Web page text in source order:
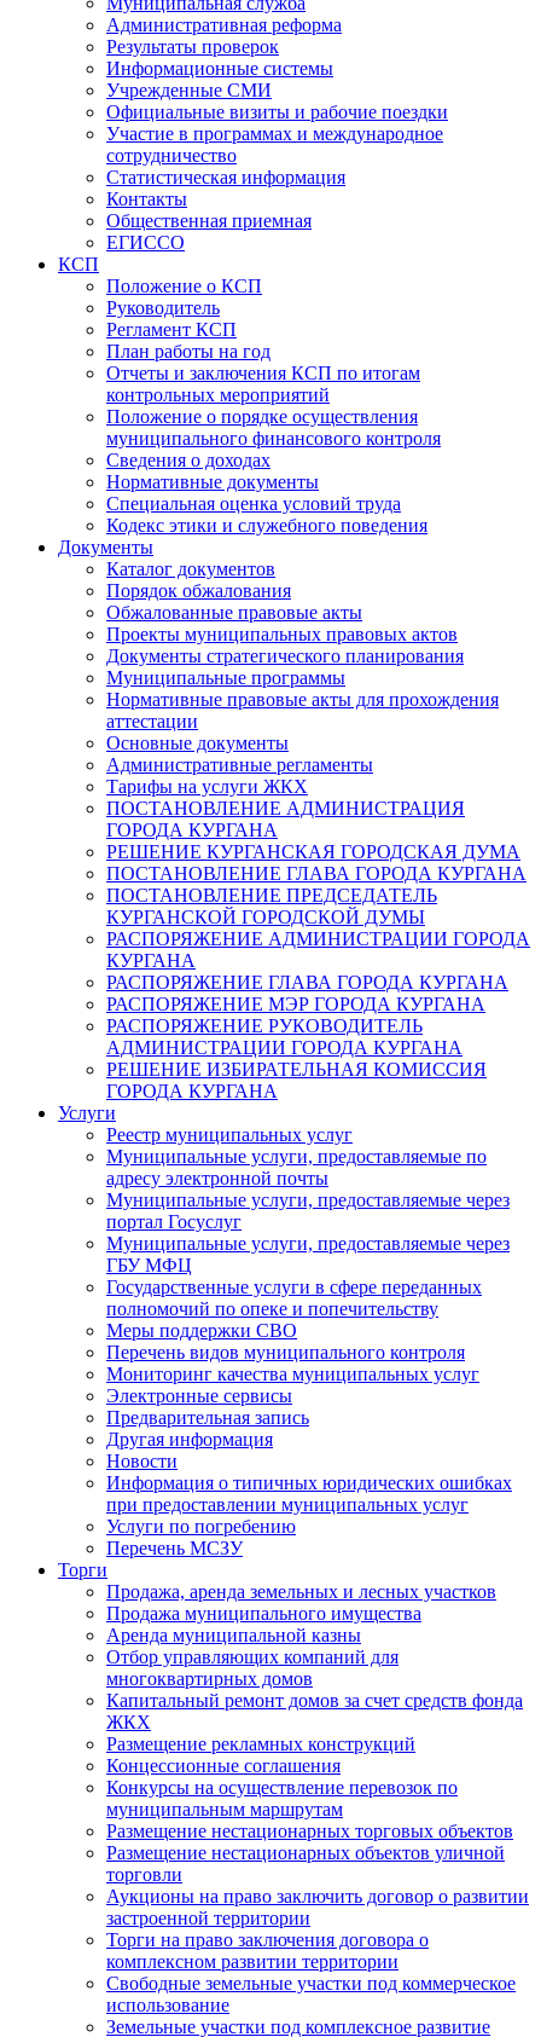
Административная реформа
Результаты проверок
Информационные системы
Учрежденные СМИ
Официальные визиты и рабочие поездки
Участие в программах и международное
сотрудничество
Статистическая информация
Контакты
Общественная приемная
ЕГИССО
КСП
Положение о КСП
Руководитель
Регламент КСП
План работы на год
Отчеты и заключения КСП по итогам
контрольных мероприятий
Положение о порядке осуществления
муниципального финансового контроля
Сведения о доходах
Нормативные документы
Специальная оценка условий труда
Кодекс этики и служебного поведения
Документы
Каталог документов
Порядок обжалования
Обжалованные правовые акты
Проекты муниципальных правовых актов
Документы стратегического планирования
Муниципальные программы
Нормативные правовые акты для прохождения
аттестации
Основные документы
Административные регламенты
Тарифы на услуги ЖКХ
ПОСТАНОВЛЕНИЕ АДМИНИСТРАЦИЯ
ГОРОДА КУРГАНА
РЕШЕНИЕ КУРГАНСКАЯ ГОРОДСКАЯ ДУМА
ПОСТАНОВЛЕНИЕ ГЛАВА ГОРОДА КУРГАНА
ПОСТАНОВЛЕНИЕ ПРЕДСЕДАТЕЛЬ
КУРГАНСКОЙ ГОРОДСКОЙ ДУМЫ
РАСПОРЯЖЕНИЕ АДМИНИСТРАЦИИ ГОРОДА
КУРГАНА
РАСПОРЯЖЕНИЕ ГЛАВА ГОРОДА КУРГАНА
РАСПОРЯЖЕНИЕ МЭР ГОРОДА КУРГАНА
РАСПОРЯЖЕНИЕ РУКОВОДИТЕЛЬ
АДМИНИСТРАЦИИ ГОРОДА КУРГАНА
РЕШЕНИЕ ИЗБИРАТЕЛЬНАЯ КОМИССИЯ
ГОРОДА КУРГАНА
Услуги
Реестр муниципальных услуг
Муниципальные услуги, предоставляемые по
адресу электронной почты
Муниципальные услуги, предоставляемые через
портал Госуслуг
Муниципальные услуги, предоставляемые через
ГБУ МФЦ
Государственные услуги в сфере переданных
полномочий по опеке и попечительству
Меры поддержки СВО
Перечень видов муниципального контроля
Мониторинг качества муниципальных услуг
Электронные сервисы
Предварительная запись
Другая информация
Новости
Информация о типичных юридических ошибках
при предоставлении муниципальных услуг
Услуги по погребению
Перечень МСЗУ
Торги
Продажа, аренда земельных и лесных участков
Продажа муниципального имущества
Аренда муниципальной казны
Отбор управляющих компаний для
многоквартирных домов
Капитальный ремонт домов за счет средств фонда
ЖКХ
Размещение рекламных конструкций
Концессионные соглашения
Конкурсы на осуществление перевозок по
муниципальным маршрутам
Размещение нестационарных торговых объектов
Размещение нестационарных объектов уличной
торговли
Аукционы на право заключить договор о развитии
застроенной территории
Торги на право заключения договора о
комплексном развитии территории
Свободные земельные участки под коммерческое
использование
Земельные участки под комплексное развитие